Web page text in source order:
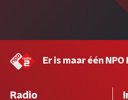
Er is maar één NPO
Radio